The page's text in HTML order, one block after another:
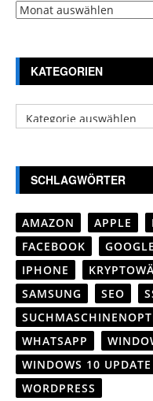
Archiv
KATEGORIEN
Kategorien
SCHLAGWÖRTER
AMAZON APPLE
FACEBOOK
IPHONE
SAMSUNG
SEO
WHATSAPP
WINDOWS 10 UPDATE
WORDPRESS